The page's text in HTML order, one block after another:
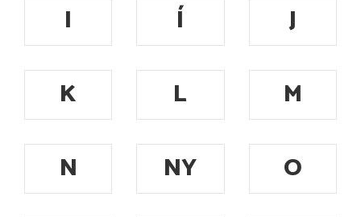
I
Í
J
K
L
M
N
NY
O